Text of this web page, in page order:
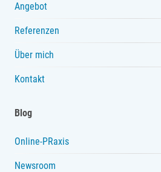
Angebot
Referenzen
Über mich
Kontakt
Blog
Online-PRaxis
Newsroom